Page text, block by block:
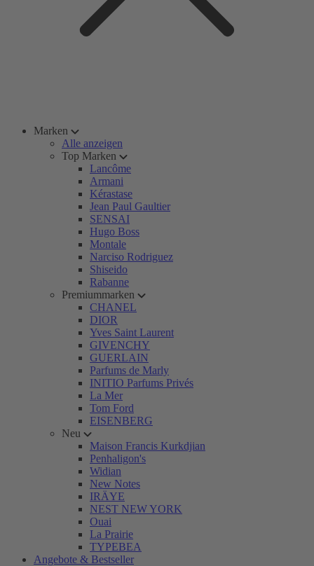
Marken
Alle anzeigen
Top Marken
Lancôme
Armani
Kérastase
Jean Paul Gaultier
SENSAI
Hugo Boss
Montale
Narciso Rodriguez
Shiseido
Rabanne
Premiummarken
CHANEL
DIOR
Yves Saint Laurent
GIVENCHY
GUERLAIN
Parfums de Marly
INITIO Parfums Privés
La Mer
Tom Ford
EISENBERG
Neu
Maison Francis Kurkdjian
Penhaligon's
Widian
New Notes
IRÄYE
NEST NEW YORK
Ouai
La Prairie
TYPEBEA
Angebote & Bestseller